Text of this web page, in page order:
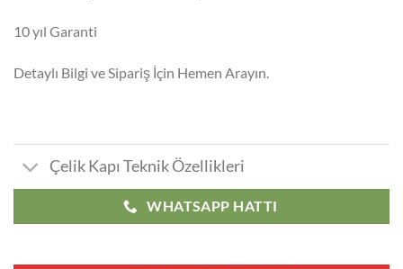
10 yıl Garanti
Detaylı Bilgi ve Sipariş İçin Hemen Arayın.
Çelik Kapı Teknik Özellikleri
WHATSAPP HATTI